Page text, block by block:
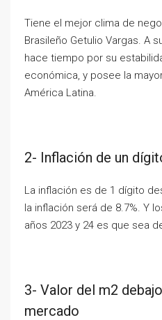
Tiene el mejor clima de
Brasileño Getulio Vargas. A
hace tiempo por su
económica, y posee la
América Latina.
2- Inflación de un
La inflación es de 1 dígito
la inflación será de 8.7%. Y
años 2023 y 24 es que sea
3- Valor del m2
mercado